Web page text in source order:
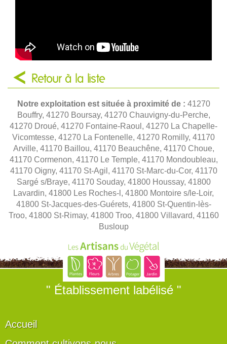
Retour à la liste
Notre exploitation est située à proximité de : 41270
Bouffry, 41270 Boursay, 41270 Chauvigny-du-Perche,
41270 Droué, 41270 Fontaine-Raoul, 41270 La Chapelle-
Vicomtesse, 41270 La Fontenelle, 41270 Romilly, 41170
Arville, 41170 Baillou, 41170 Beauchêne, 41170 Choue,
41170 Cormenon, 41170 Le Temple, 41170 Mondoubleau,
41170 Oigny, 41170 St-Agil, 41170 St-Marc-du-Cor, 41170
Sargé s/Braye, 41170 Souday, 41800 Houssay, 41800
Lavardin, 41800 Les Roches-l, 41800 Montoire s/le-Loir,
41800 St-Jacques-des-Guérets, 41800 St-Quentin-lès-
Troo, 41800 St-Rimay, 41800 Troo, 41800 Villavard, 41160
Busloup
" Établissement labélisé "
Accueil